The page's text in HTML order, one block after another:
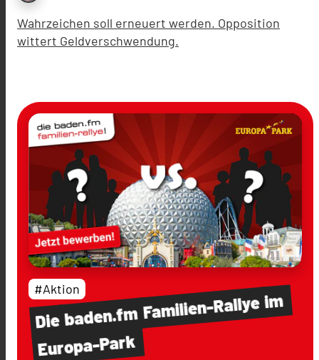
Wahrzeichen soll erneuert werden. Opposition
wittert Geldverschwendung.
Diebaden.fmFamilien-Rallyeim
Europa-Park
#Aktion